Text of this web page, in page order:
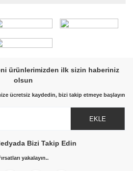
ürünlerimizden ilk sizin haberiniz
olsun
ücretsiz kaydedin, bizi takip etmeye başlayın
EKLE
Bizi Takip Edin
yakalayın..